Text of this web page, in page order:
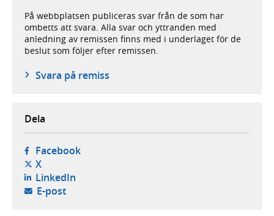
På webbplatsen publiceras svar från de som har
ombetts att svara. Alla svar och yttranden med
anledning av remissen finns med i underlaget för de
beslut som följer efter remissen.
Svara på remiss
Dela
Facebook- öppnas i ny flik, extern webbplats,
X- öppnas i ny flik, extern webbplats,
LinkedIn- öppnas i ny flik, extern webbplats,
E-post- öppnar din e-postklient,